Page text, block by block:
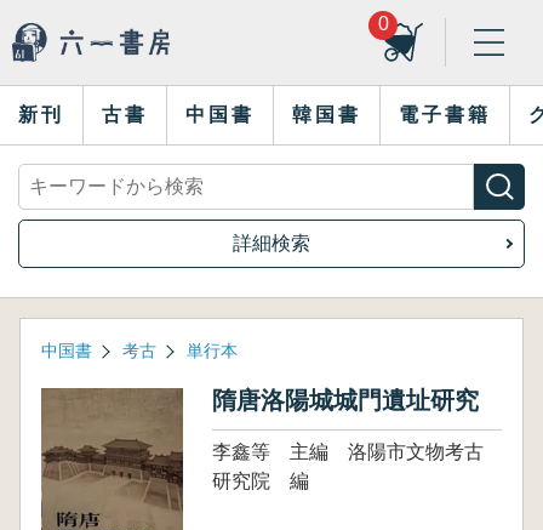
0
新刊 古書 中国書 韓国書 電子書籍
詳細検索
中国書 考古 単行本
隋唐洛陽城城門遺址研究
李鑫等 主編 洛陽市文物考古
研究院 編